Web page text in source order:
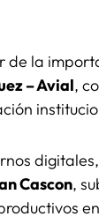
de la
– Avial,
Cascon,